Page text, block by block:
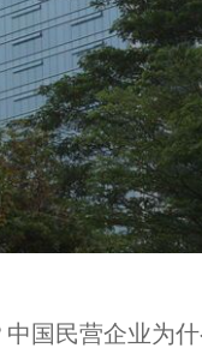
国民营企业为